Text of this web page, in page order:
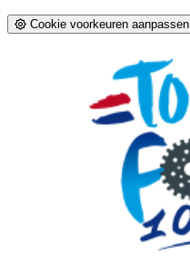
Cookie voorkeuren aanpassen